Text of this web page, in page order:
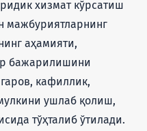
хизмат кўрсатиш
мажбуриятларнинг
аҳамияти,
бажарилишини
кафиллик,
ушлаб қолиш,
тўҳталиб ўтилади.